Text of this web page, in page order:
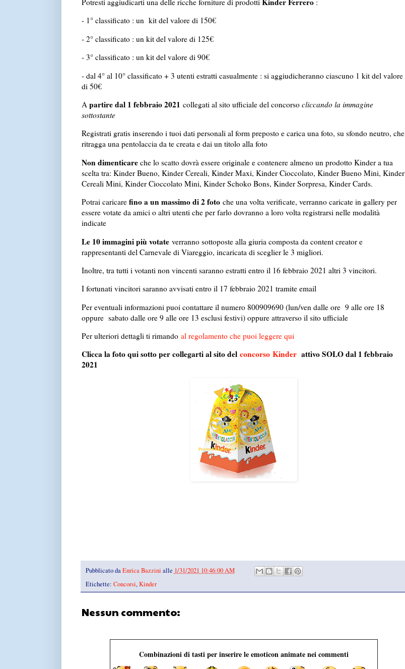
Potresti aggiudicarti una delle ricche forniture di prodotti
:
- 1° classificato : un kit del valore di 150€
- 2° classificato : un kit del valore di 125€
- 3° classificato : un kit del valore di 90€
- dal 4° al 10° classificato + 3 utenti estratti casualmente : si aggiudicheranno ciascuno 1 kit del valore
di 50€
A partire dal 1 febbraio 2021 collegati al sito ufficiale del concorso cliccando la immagine
sottostante
Registrati gratis inserendo i tuoi dati personali al form preposto e carica una foto, su sfondo neutro, che
ritragga una pentolaccia da te creata e dai un titolo alla foto
Non dimenticare che lo scatto dovrà essere originale e contenere almeno un prodotto Kinder a tua
scelta tra: Kinder Bueno, Kinder Cereali, Kinder Maxi, Kinder Cioccolato, Kinder Bueno Mini, Kinder
Cereali Mini, Kinder Cioccolato Mini, Kinder Schoko Bons, Kinder Sorpresa, Kinder Cards.
Potrai caricare fino a un massimo di 2 fotoche una volta verificate, verranno caricate in gallery per
essere votate da amici o altri utenti che per farlo dovranno a loro volta registrarsi nelle modalità
indicate
Le 10 immagini più votateverranno sottoposte alla giuria composta da content creator e
rappresentanti del Carnevale di Viareggio, incaricata di sceglier le 3 migliori.
Inoltre, tra tutti i votanti non vincenti saranno estratti entro il 16 febbraio 2021 altri 3 vincitori.
I fortunati vincitori saranno avvisati entro il 17 febbraio 2021 tramite email
Per eventuali informazioni puoi contattare il numero 800909690 (lun/ven dalle ore 9 alle ore 18
oppure sabato dalle ore 9 alle ore 13 esclusi festivi) oppure attraverso il sito ufficiale
Per ulteriori dettagli ti rimando al regolamento che puoi leggere qui
Clicca la foto qui sotto per collegarti al sito del concorso Kinderattivo SOLO dal 1 febbraio
2021
Pubblicato daEnrica Bazzini alle 1/31/2021 10:46:00 AM
Etichette: Concorsi,Kinder
Nessun commento:
Combinazioni di tasti per inserire le emoticon animate nei commenti